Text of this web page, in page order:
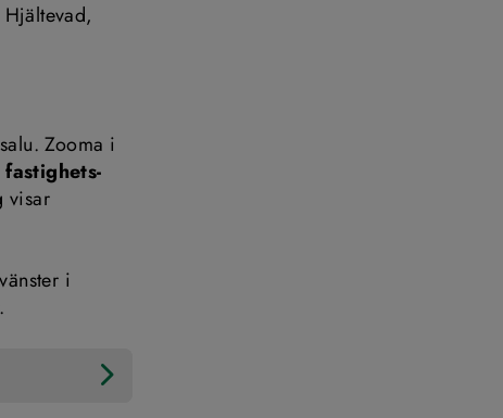
Zooma i
fastighets­
visar
i
öppnas i nytt fönster.